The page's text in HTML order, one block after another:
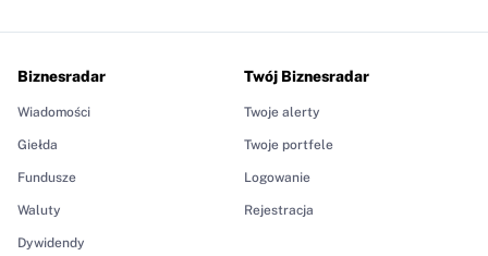
Biznesradar
Wiadomości
Giełda
Fundusze
Waluty
Dywidendy
Twój Biznesradar
Twoje alerty
Twoje portfele
Logowanie
Rejestracja